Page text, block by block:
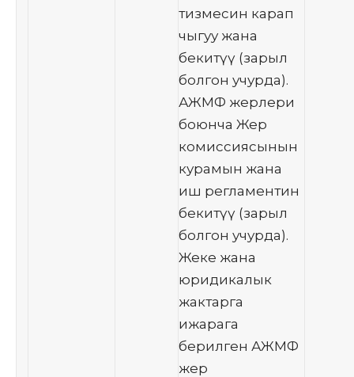
тизмесин карап
чыгуу жана
бекитүү (зарыл
болгон учурда).
АЖМФ жерлери
боюнча Жер
комиссиясынын
курамын жана
иш регламентин
бекитүү (зарыл
болгон учурда).
Жеке жана
юридикалык
жактарга
ижарага
берилген АЖМФ
жер